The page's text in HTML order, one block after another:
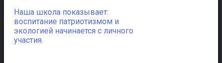
Наша школа показывает:
воспитание патриотизмом и
экологией начинается с личного
участия.